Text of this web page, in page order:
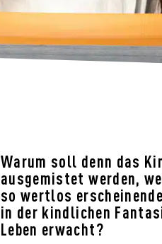
Warum soll denn das
ausgemistet werden,
so wertlos
in der kindlichen
Leben erwacht?